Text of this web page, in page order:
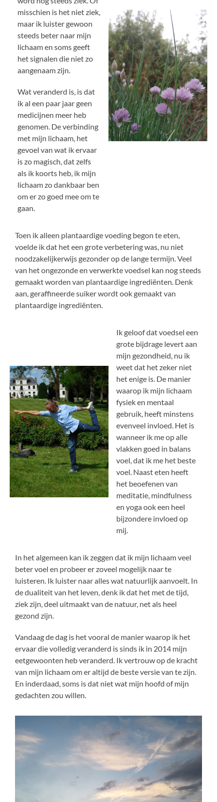
misschien is het niet ziek,
maar ik luister gewoon
steeds beter naar mijn
lichaam en soms geeft
het signalen die niet zo
aangenaam zijn.
Wat veranderd is, is dat
ik al een paar jaar geen
medicijnen meer heb
genomen. De verbinding
met mijn lichaam, het
gevoel van wat ik ervaar
is zo magisch, dat zelfs
als ik koorts heb, ik mijn
lichaam zo dankbaar ben
om er zo goed mee om te
gaan.
Toen ik alleen plantaardige voeding begon te eten,
voelde ik dat het een grote verbetering was, nu niet
noodzakelijkerwijs gezonder op de lange termijn. Veel
van het ongezonde en verwerkte voedsel kan nog steeds
gemaakt worden van plantaardige ingrediënten. Denk
aan, geraffineerde suiker wordt ook gemaakt van
plantaardige ingrediënten.
Ik geloof dat voedsel een
grote bijdrage levert aan
mijn gezondheid, nu ik
weet dat het zeker niet
het enige is. De manier
waarop ik mijn lichaam
fysiek en mentaal
gebruik, heeft minstens
evenveel invloed. Het is
wanneer ik me op alle
vlakken goed in balans
voel, dat ik me het beste
voel. Naast eten heeft
het beoefenen van
meditatie, mindfulness
en yoga ook een heel
bijzondere invloed op
mij.
In het algemeen kan ik zeggen dat ik mijn lichaam veel
beter voel en probeer er zoveel mogelijk naar te
luisteren. Ik luister naar alles wat natuurlijk aanvoelt. In
de dualiteit van het leven, denk ik dat het met de tijd,
ziek zijn, deel uitmaakt van de natuur, net als heel
gezond zijn.
Vandaag de dag is het vooral de manier waarop ik het
ervaar die volledig veranderd is sinds ik in 2014 mijn
eetgewoonten heb veranderd. Ik vertrouw op de kracht
van mijn lichaam om er altijd de beste versie van te zijn.
En inderdaad, soms is dat niet wat mijn hoofd of mijn
gedachten zou willen.